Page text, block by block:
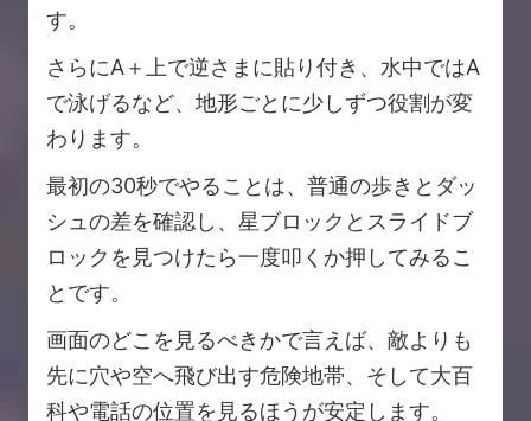
す。
さらにA＋上で逆さまに貼り付き、水中ではA
で泳げるなど、地形ごとに少しずつ役割が変
わります。
最初の30秒でやることは、普通の歩きとダッ
シュの差を確認し、星ブロックとスライドブ
ロックを見つけたら一度叩くか押してみるこ
とです。
画面のどこを見るべきかで言えば、敵よりも
先に穴や空へ飛び出す危険地帯、そして大百
科や電話の位置を見るほうが安定します。